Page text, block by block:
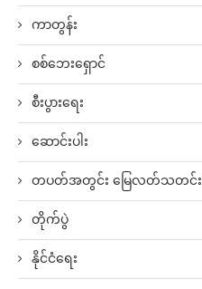
ကာတွန်း
စစ်ဘေးရှောင်
စီးပွားရေး
ဆောင်းပါး
တပတ်အတွင်း မြေလတ်သတင်း
တိုက်ပွဲ
နိုင်ငံရေး